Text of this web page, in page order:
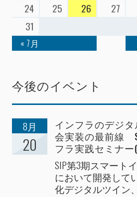
24
25 26 27
31
« 7月
今後のイベント
8月
20
インフラのデジ
会実装の最前線
フラ実践セミナ
SIP第3期スマート
において開発して
化デジタルツイン